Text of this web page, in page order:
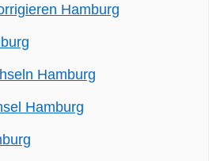
Hamburg
Hamburg
Hamburg